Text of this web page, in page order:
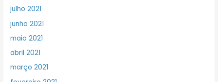
julho 2021
junho 2021
maio 2021
abril 2021
março 2021